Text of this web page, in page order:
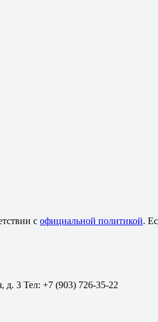
с официальной политикой.
3 Тел: +7 (903) 726-35-22